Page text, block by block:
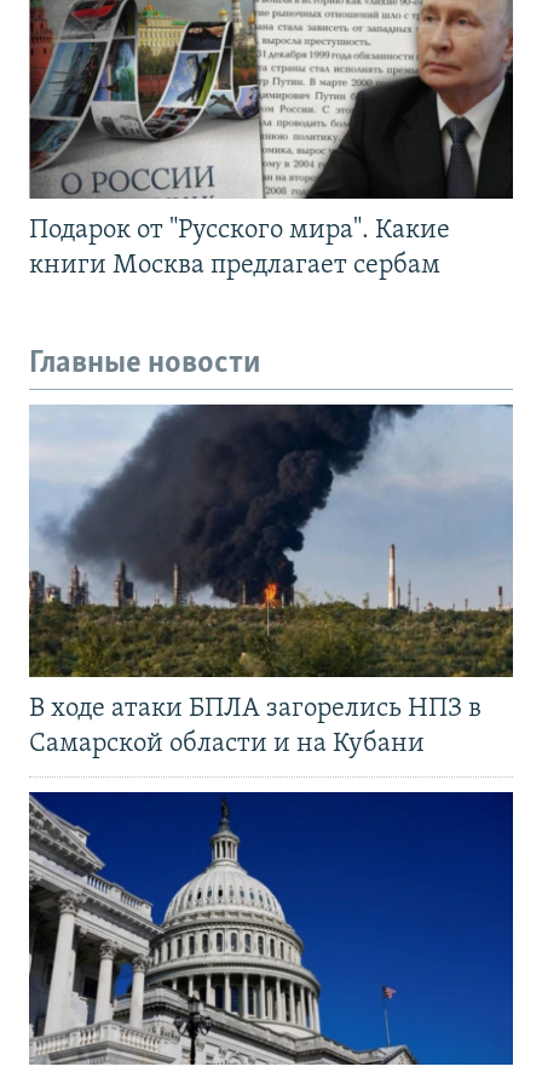
Подарок от "Русского мира". Какие
книги Москва предлагает сербам
Главные новости
В ходе атаки БПЛА загорелись НПЗ в
Самарской области и на Кубани